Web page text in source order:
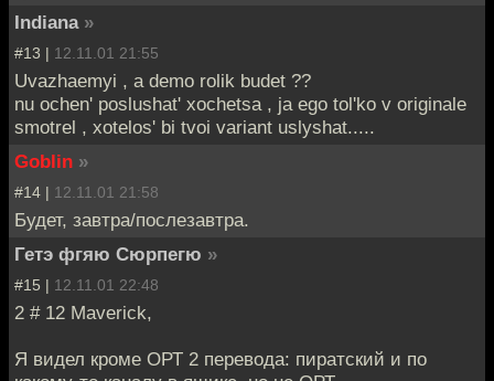
Indiana »
#13 | 12.11.01 21:55
Uvazhaemyi , a demo rolik budet ??
nu ochen' poslushat' xochetsa , ja ego tol'ko v originale
smotrel , xotelos' bi tvoi variant uslyshat.....
Goblin »
#14 | 12.11.01 21:58
Будет, завтра/послезавтра.
Гетэ фгяю Сюрпегю »
#15 | 12.11.01 22:48
2 # 12 Maverick,
Я видел кроме ОРТ 2 перевода: пиратский и по